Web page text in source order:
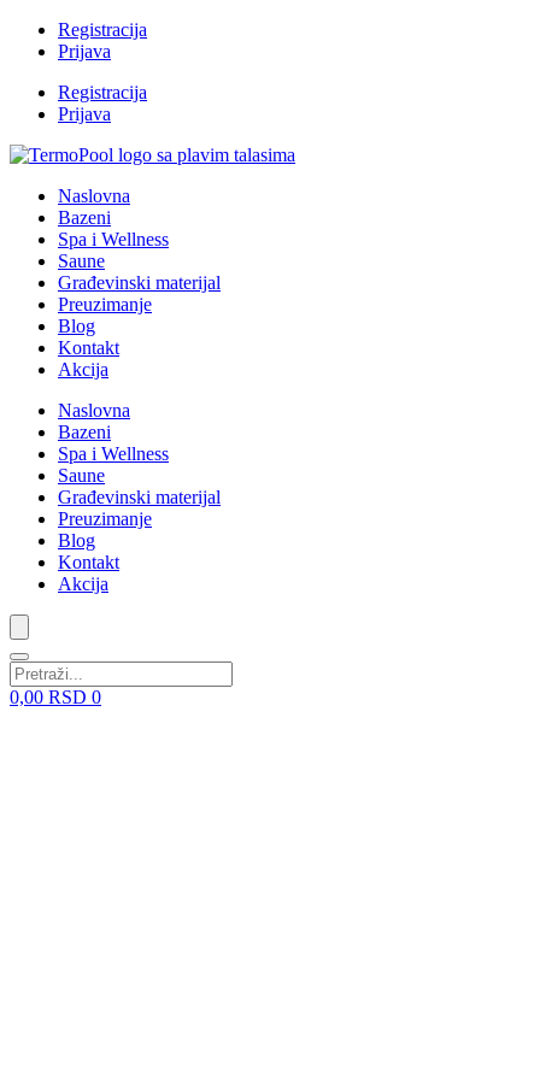
Registracija
Prijava
Registracija
Prijava
Naslovna
Bazeni
Spa i Wellness
Saune
Građevinski materijal
Preuzimanje
Blog
Kontakt
Akcija
Naslovna
Bazeni
Spa i Wellness
Saune
Građevinski materijal
Preuzimanje
Blog
Kontakt
Akcija
0,00 RSD 0